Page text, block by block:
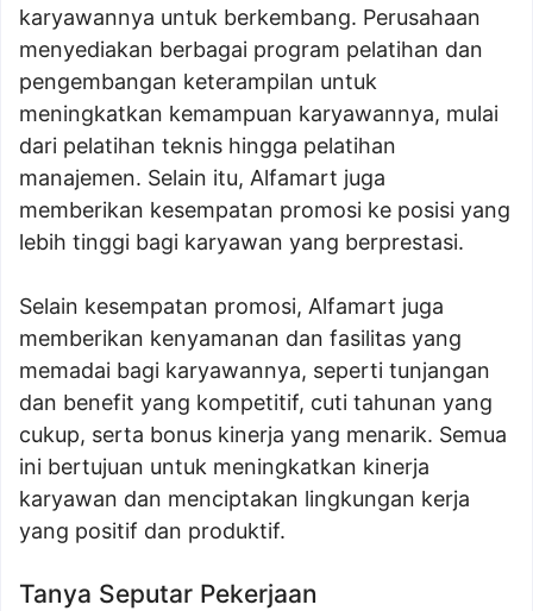
karyawannya untuk berkembang. Perusahaan
menyediakan berbagai program pelatihan dan
pengembangan keterampilan untuk
meningkatkan kemampuan karyawannya, mulai
dari pelatihan teknis hingga pelatihan
manajemen. Selain itu, Alfamart juga
memberikan kesempatan promosi ke posisi yang
lebih tinggi bagi karyawan yang berprestasi.
Selain kesempatan promosi, Alfamart juga
memberikan kenyamanan dan fasilitas yang
memadai bagi karyawannya, seperti tunjangan
dan benefit yang kompetitif, cuti tahunan yang
cukup, serta bonus kinerja yang menarik. Semua
ini bertujuan untuk meningkatkan kinerja
karyawan dan menciptakan lingkungan kerja
yang positif dan produktif.
Tanya Seputar Pekerjaan